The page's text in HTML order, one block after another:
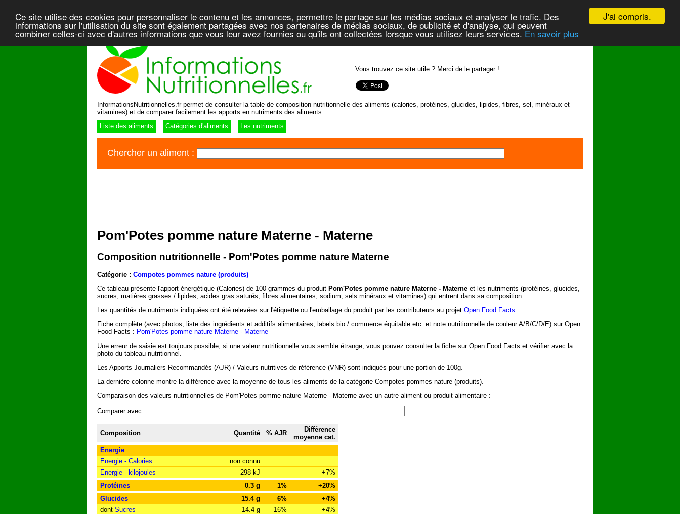
J'ai compris.
Ce site utilise des cookies pour personnaliser le contenu et les annonces, permettre le partage sur les médias sociaux et analyser le trafic. Des
informations sur l'utilisation du site sont également partagées avec nos partenaires de médias sociaux, de publicité et d'analyse, qui peuvent
combiner celles-ci avec d'autres informations que vous leur avez fournies ou qu'ils ont collectées lorsque vous utilisez leurs services. En savoir plus
Vous trouvez ce site utile ? Merci de le partager !
InformationsNutritionnelles.fr permet de consulter la table de composition nutritionnelle des aliments (calories, protéines, glucides, lipides, fibres, sel, minéraux et
vitamines) et de comparer facilement les apports en nutriments des aliments.
Liste des aliments
Catégories d'aliments Les nutriments
Chercher un aliment :
Pom'Potes pomme nature Materne - Materne
Composition nutritionnelle - Pom'Potes pomme nature Materne
Catégorie : Compotes pommes nature (produits)
Ce tableau présente l'apport énergétique (Calories) de 100 grammes du produit Pom'Potes pomme nature Materne - Materne et les nutriments (protéines, glucides,
sucres, matières grasses / lipides, acides gras saturés, fibres alimentaires, sodium, sels minéraux et vitamines) qui entrent dans sa composition.
Les quantités de nutriments indiquées ont été relevées sur l'étiquette ou l'emballage du produit par les contributeurs au projet Open Food Facts.
Fiche complète (avec photos, liste des ingrédients et additifs alimentaires, labels bio / commerce équitable etc. et note nutritionnelle de couleur A/B/C/D/E) sur Open
Food Facts : Pom'Potes pomme nature Materne - Materne
Une erreur de saisie est toujours possible, si une valeur nutritionnelle vous semble étrange, vous pouvez consulter la fiche sur Open Food Facts et vérifier avec la
photo du tableau nutritionnel.
Les Apports Journaliers Recommandés (AJR) / Valeurs nutritives de référence (VNR) sont indiqués pour une portion de 100g.
La dernière colonne montre la différence avec la moyenne de tous les aliments de la catégorie Compotes pommes nature (produits).
Comparaison des valeurs nutritionnelles de Pom'Potes pomme nature Materne - Materne avec un autre aliment ou produit alimentaire :
Comparer avec :
Composition Quantité % AJR
Différence
moyenne cat.
Energie
Energie - Calories
non connu
Energie - kilojoules
298 kJ
+7%
Protéines
0.3 g 1%
+20%
Glucides
15.4 g 6%
+4%
dont Sucres 14.4 g 16%
+4%